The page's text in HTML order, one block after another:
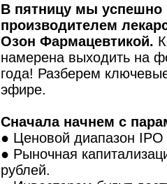
В пятницу мы
производителем
Озон Фармацевтикой.
намерена выходить на
года! Разберем
эфире.
Сначала начнем с
● Ценовой диапазон
● Рыночная
рублей.